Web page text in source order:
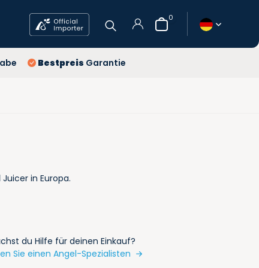
Lieferung
0
Bestpreis Garantie
in Europa.
du Hilfe für deinen Einkauf?
Sie einen Angel-Spezialisten